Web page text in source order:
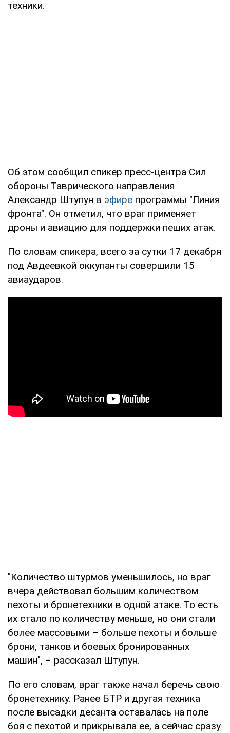
техники.
Об этом сообщил спикер пресс-центра Сил
обороны Таврического направления
Александр Штупун в эфире программы "Линия
фронта". Он отметил, что враг применяет
дроны и авиацию для поддержки пеших атак.
По словам спикера, всего за сутки 17 декабря
под Авдеевкой оккупанты совершили 15
авиаударов.
"Количество штурмов уменьшилось, но враг
вчера действовал большим количеством
пехоты и бронетехники в одной атаке. То есть
их стало по количеству меньше, но они стали
более массовыми – больше пехоты и больше
брони, танков и боевых бронированных
машин", – рассказал Штупун.
По его словам, враг также начал беречь свою
бронетехнику. Ранее БТР и другая техника
после высадки десанта оставалась на поле
боя с пехотой и прикрывала ее, а сейчас сразу